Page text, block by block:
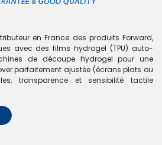
trouvé aucun
!
dans la catégorieOnePlus 3T.
en France des produits Forward,
avec des films hydrogel (TPU) auto-
de découpe hydrogel pour une
parfaitement ajustée (écrans plats ou
transparence et sensibilité tactile